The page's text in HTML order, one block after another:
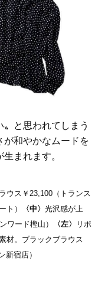
と思われてしまう
が和やかなムードを
まれます。
ウス￥23,100（トランス
ト）
〈中〉 光沢感が上
ワード樫山）
〈左〉
リボ
材。ブラックブラウス
新宿店）